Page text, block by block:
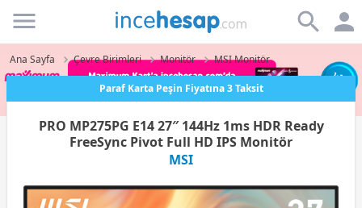
Incehesap
Ana Sayfa Çevre Birimleri Monitör MSI Monitör
Paraf Karta Peşin Fiyatına 3 Taksit
PRO MP275PG E14 27″ 144Hz 1ms HDR Ready
FreeSync Pivot Full HD IPS Monitör
MSI